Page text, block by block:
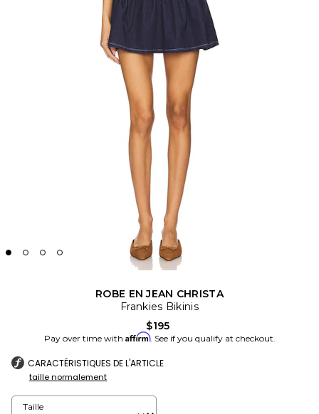
ROBE EN JEAN CHRISTA
Frankies Bikinis
$195
Pay over time with Affirm. See if you qualify at checkout.
CARACTÉRISTIQUES DE L'ARTICLE
taille normalement
Taille